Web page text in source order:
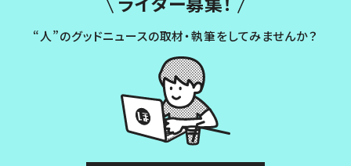
“人”のグッドニュースの取材・執筆をしてみませんか？